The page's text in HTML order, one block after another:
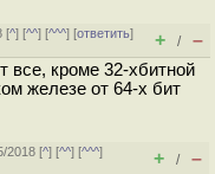
[^] [^^] [^^^] [ответить]
+ / –
все, кроме 32-хбитной
железе от 64-х бит
2018 [^] [^^] [^^^]
+ / –